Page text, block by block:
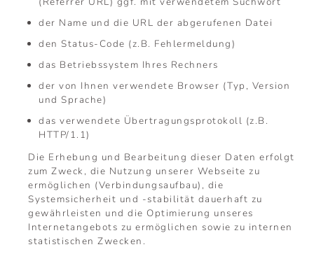
der Name und die URL der abgerufenen Datei
den Status-Code (z.B. Fehlermeldung)
das Betriebssystem Ihres Rechners
der von Ihnen verwendete Browser (Typ, Version
und Sprache)
das verwendete Übertragungsprotokoll (z.B.
HTTP/1.1)
Die Erhebung und Bearbeitung dieser Daten erfolgt
zum Zweck, die Nutzung unserer Webseite zu
ermöglichen (Verbindungsaufbau), die
Systemsicherheit und -stabilität dauerhaft zu
gewährleisten und die Optimierung unseres
Internetangebots zu ermöglichen sowie zu internen
statistischen Zwecken.